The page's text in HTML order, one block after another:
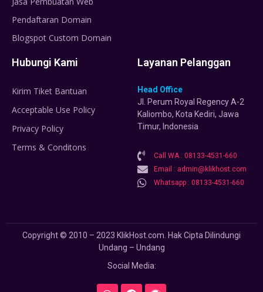
Pendaftaran Domain
Blogspot Custom Domain
Hubungi Kami
Kirim Tiket Bantuan
Acceptable Use Policy
Privacy Policy
Terms & Conditons
Layanan Pelanggan
Head Office
Jl. Perum Royal Regency A-2
Kaliombo, Kota Kediri, Jawa
Timur, Indonesia
Call WA : 08133-4531-660
Email : admin@klikhost.com
Whatsapp : 08133-4531-660
Copyright © 2010 – 2023 KlikHost.com. Hak Cipta Dilindungi
Undang – Undang
Social Media: